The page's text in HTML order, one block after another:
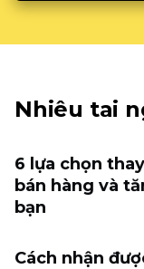
Nhiêu tai
6 lựa chọn
bán hàng và
bạn
Cách nhận